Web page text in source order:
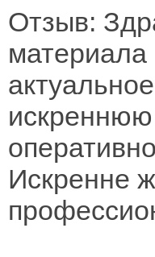
Отзыв:
материала
искреннюю
Искренне